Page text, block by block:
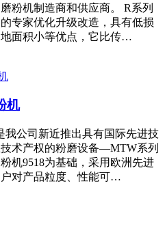
粉机制造商和供应商。 R系列
专家优化升级改造，具有低损
面积小等优点，它比传…
机
我公司新近推出具有国际先进技
术产权的粉磨设备—MTW系列
机9518为基础，采用欧洲先进
对产品粒度、性能可…